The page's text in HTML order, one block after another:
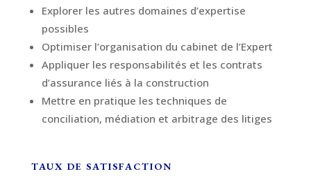
Explorer les autres domaines d’expertise
possibles
Optimiser l’organisation du cabinet de l’Expert
Appliquer les responsabilités et les contrats
d’assurance liés à la construction
Mettre en pratique les techniques de
conciliation, médiation et arbitrage des litiges
TAUX DE SATISFACTION